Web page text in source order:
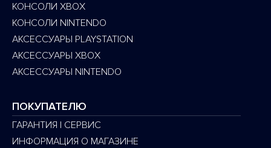
КОНСОЛИ XBOX
КОНСОЛИ NINTENDO
АКСЕССУАРЫ PLAYSTATION
АКСЕССУАРЫ XBOX
АКСЕССУАРЫ NINTENDO
ПОКУПАТЕЛЮ
ГАРАНТИЯ | СЕРВИС
ИНФОРМАЦИЯ О МАГАЗИНЕ